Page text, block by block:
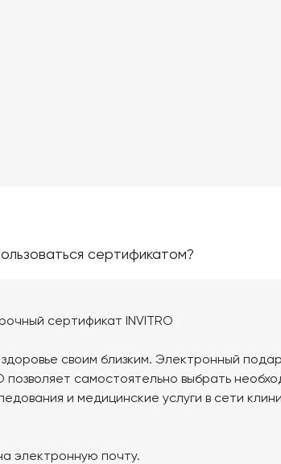
сертификатом?
сертификат INVITRO
своим близким. Электронный
позволяет самостоятельно выбрать
и медицинские услуги в сети
электронную почту.